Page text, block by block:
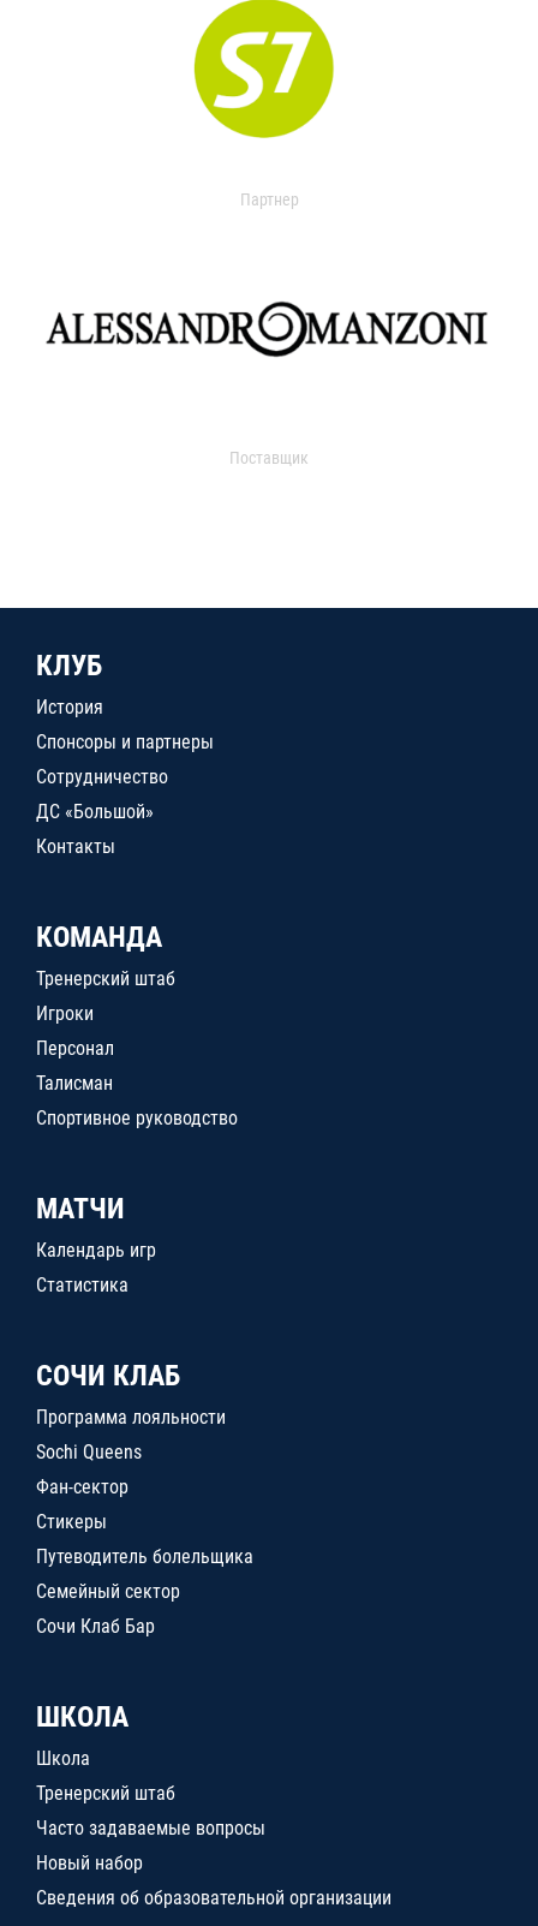
Партнер
Поставщик
КЛУБ
История
Спонсоры и партнеры
Сотрудничество
ДС «Большой»
Контакты
КОМАНДА
Тренерский штаб
Игроки
Персонал
Талисман
Спортивное руководство
МАТЧИ
Календарь игр
Статистика
СОЧИ КЛАБ
Программа лояльности
Sochi Queens
Фан-сектор
Стикеры
Путеводитель болельщика
Семейный сектор
Сочи Клаб Бар
ШКОЛА
Школа
Тренерский штаб
Часто задаваемые вопросы
Новый набор
Сведения об образовательной организации